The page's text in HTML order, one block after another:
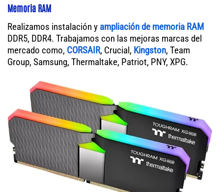
Memoria RAM
Realizamos instalación y ampliación de memoria RAM
DDR5, DDR4. Trabajamos con las mejoras marcas del
mercado como, CORSAIR, Crucial, Kingston, Team
Group, Samsung, Thermaltake, Patriot, PNY, XPG.